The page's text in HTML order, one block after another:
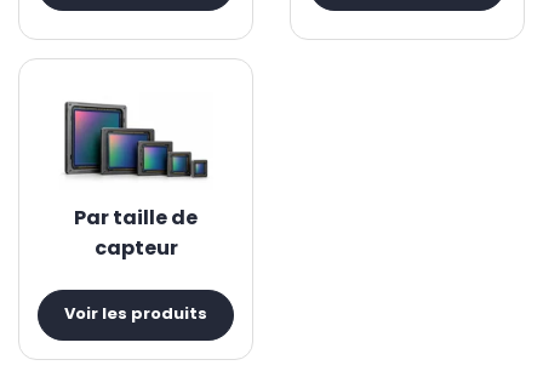
Par taille de
capteur
Voir les produits